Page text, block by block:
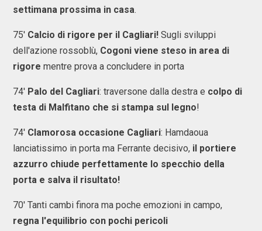
settimana prossima in casa.
75' Calcio di rigore per il Cagliari! Sugli sviluppi
dell'azione rossoblù, Cogoni viene steso in area di
rigore mentre prova a concludere in porta
74' Palo del Cagliari: traversone dalla destra e colpo di
testa di Malfitano che si stampa sul legno!
74' Clamorosa occasione Cagliari: Hamdaoua
lanciatissimo in porta ma Ferrante decisivo, il portiere
azzurro chiude perfettamente lo specchio della
porta e salva il risultato!
70' Tanti cambi finora ma poche emozioni in campo,
regna l'equilibrio con pochi pericoli